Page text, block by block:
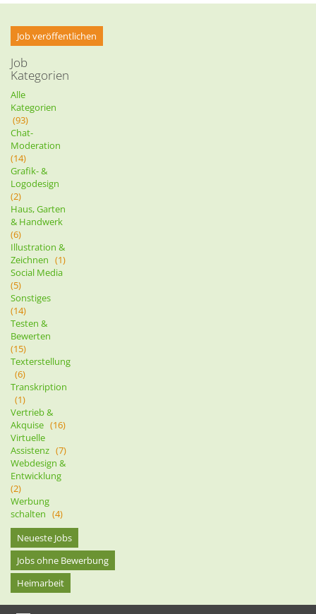
Job veröffentlichen
Job
Kategorien
Alle
Kategorien
(93)
Chat-
Moderation
(14)
Grafik- &
Logodesign
(2)
Haus, Garten
& Handwerk
(6)
Illustration &
Zeichnen (1)
Social Media
(5)
Sonstiges
(14)
Testen &
Bewerten
(15)
Texterstellung
(6)
Transkription
(1)
Vertrieb &
Akquise (16)
Virtuelle
Assistenz (7)
Webdesign &
Entwicklung
(2)
Werbung
schalten (4)
Neueste Jobs
Jobs ohne Bewerbung
Heimarbeit